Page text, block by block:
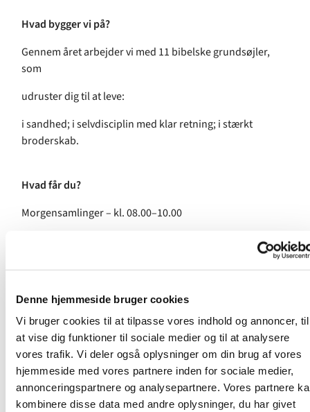
Denne hjemmeside bruger cookies
Vi bruger cookies til at tilpasse vores indhold og annoncer, til
at vise dig funktioner til sociale medier og til at analysere
vores trafik. Vi deler også oplysninger om din brug af vores
hjemmeside med vores partnere inden for sociale medier,
annonceringspartnere og analysepartnere. Vores partnere
kombinere disse data med andre oplysninger, du har givet
Hvad bygger vi på?
Gennem året arbejder vi med 11 bibelske grundsøjler,
som
udruster dig til at leve:
i sandhed; i selvdisciplin med klar retning; i stærkt
broderskab.
Hvad får du?
Morgensamlinger – kl. 08.00–10.00
Undervisning og refleksion ud fra månedens grundsøjle
MOG Journal til din personlige rejse
Morgenmad og en fokuseret start på dagen.
Hvem kan deltage?
Forløbet er for unge, som gamle. Dem som har vandret